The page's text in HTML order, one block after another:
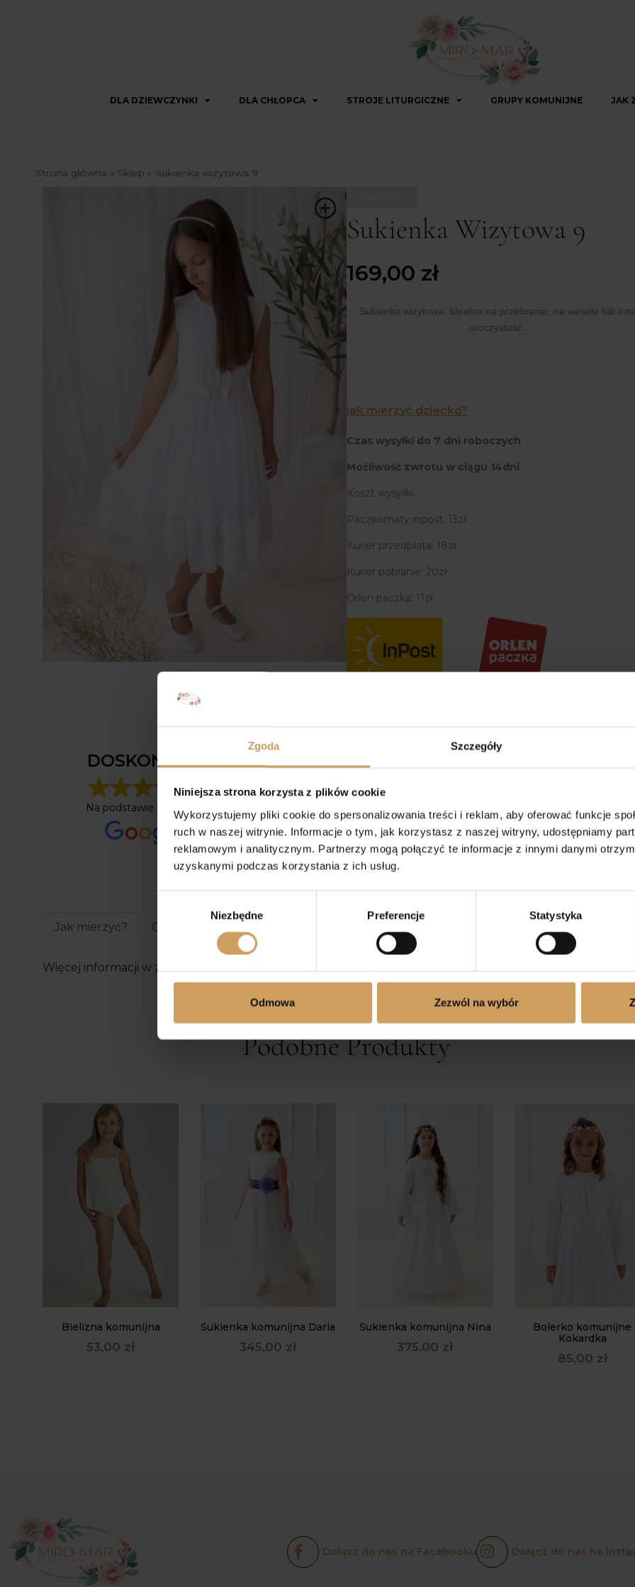
Zgoda Szczegóły
Niniejsza strona korzysta z plików cookie
Wykorzystujemy pliki cookie do spersonalizowania treści i reklam, aby oferować funkcje
ruch w naszej witrynie. Informacje o tym, jak korzystasz z naszej witryny, udostępniamy
reklamowym i analitycznym. Partnerzy mogą połączyć te informacje z innymi danymi
uzyskanymi podczas korzystania z ich usług.
Niezbędne Preferencje Statystyka
Odmowa Zezwól na wybór
DLA DZIEWCZYNKI DLA CHŁOPCA STROJE LITURGICZNE GRUPY KOMUNIJNE JAK
Strona główna » Sklep » Sukienka wizytowa 9
Sukienka Wizytowa 9
169,00 zł
Sukienka wizytowa. Idealna na przebranie, na wesele lub
uroczystość.
jak mierzyć dziecko?
Czas wysyłki do 7 dni roboczych
Możliwość zwrotu w ciągu 14dni
Koszt wysyłki:
Paczkomaty inpost: 13zł
Kurier przedpłata: 18zł
Kurier pobranie: 20zł
Orlen paczka: 11zł
DOSKONAŁA
Na podstawie52 opinii
1 rok temu
Ten użytkownik wystawił
1 rok temu
Jak mierzyć? Opis
Więcej informacji w zakładce JAK ZMIERZYĆ DZIECKO
Podobne Produkty
Bielizna komunijna
53,00 zł
Sukienka komunijna Daria
345,00 zł
Sukienka komunijna Nina
375,00 zł
Bolerko komunijne
Kokardka
85,00 zł
Dołącz do nas na Facebooku Dołącz do nas na